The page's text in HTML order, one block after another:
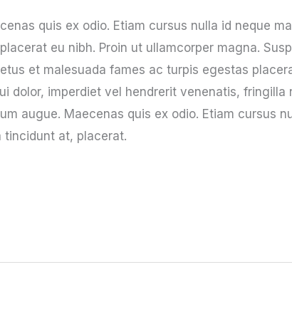
quis ex odio. Etiam cursus nulla id neque
eu nibh. Proin ut ullamcorper magna.
et malesuada fames ac turpis egestas
dolor, imperdiet vel hendrerit venenatis,
augue. Maecenas quis ex odio. Etiam cursus
tincidunt at, placerat.